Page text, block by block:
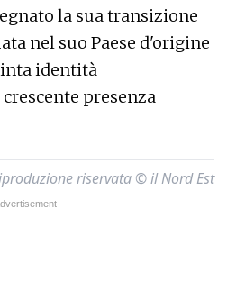
la sua transizione
nel suo Paese d'origine
identità
presenza
riservata © il Nord Est